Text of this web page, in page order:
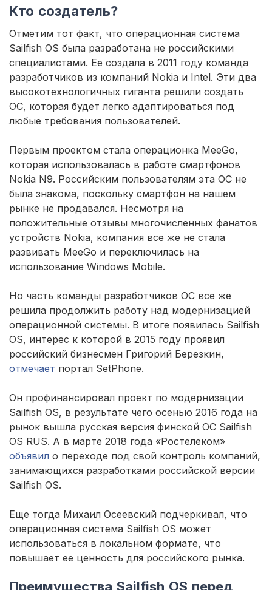
Кто создатель?
Отметим тот факт, что операционная система
Sailfish ОS была разработана не российскими
специалистами. Ее создала в 2011 году команда
разработчиков из компаний Nokia и Intel. Эти два
высокотехнологичных гиганта решили создать
ОС, которая будет легко адаптироваться под
любые требования пользователей.
Первым проектом стала операционка MeeGo,
которая использовалась в работе смартфонов
Nokia N9. Российским пользователям эта ОС не
была знакома, поскольку смартфон на нашем
рынке не продавался. Несмотря на
положительные отзывы многочисленных фанатов
устройств Nokia, компания все же не стала
развивать MeeGo и переключилась на
использование Windows Mobile.
Но часть команды разработчиков ОС все же
решила продолжить работу над модернизацией
операционной системы. В итоге появилась Sailfish
ОS, интерес к которой в 2015 году проявил
российский бизнесмен Григорий Березкин,
отмечает портал SetPhone.
Он профинансировал проект по модернизации
Sailfish ОS, в результате чего осенью 2016 года на
рынок вышла русская версия финской ОС Sailfish
ОS RUS. А в марте 2018 года «Ростелеком»
объявил о переходе под свой контроль компаний,
занимающихся разработками российской версии
Sailfish ОS.
Еще тогда Михаил Осеевский подчеркивал, что
операционная система Sailfish ОS может
использоваться в локальном формате, что
повышает ее ценность для российского рынка.
Преимущества Sailfish ОS перед